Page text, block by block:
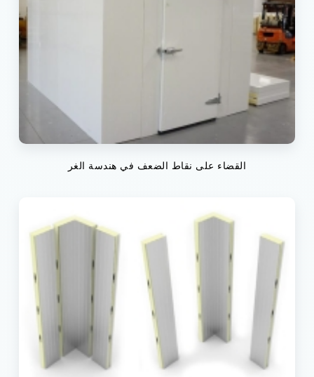
القضاء على نقاط الضعف في هندسة الغر